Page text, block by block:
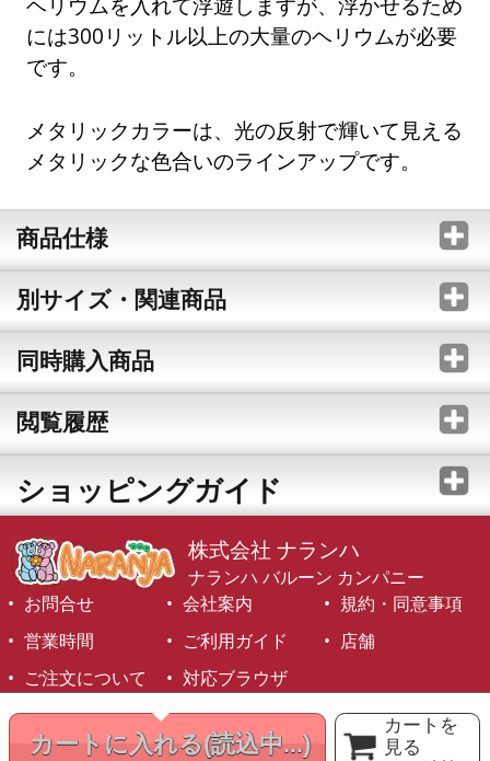
カートに入れる(読込中...)
カートを
見る
には300リットル以上の大量のヘリウムが必要
です。
メタリックカラーは、光の反射で輝いて見える
メタリックな色合いのラインアップです。
商品仕様
別サイズ・関連商品
同時購入商品
閲覧履歴
ショッピングガイド
株式会社 ナランハ
ナランハ バルーン カンパニー
お問合せ
会社案内
規約・同意事項
営業時間
ご利用ガイド
店舗
ご注文について
対応ブラウザ
©1999-2026 NARANJA Inc. All Rights Reserved.